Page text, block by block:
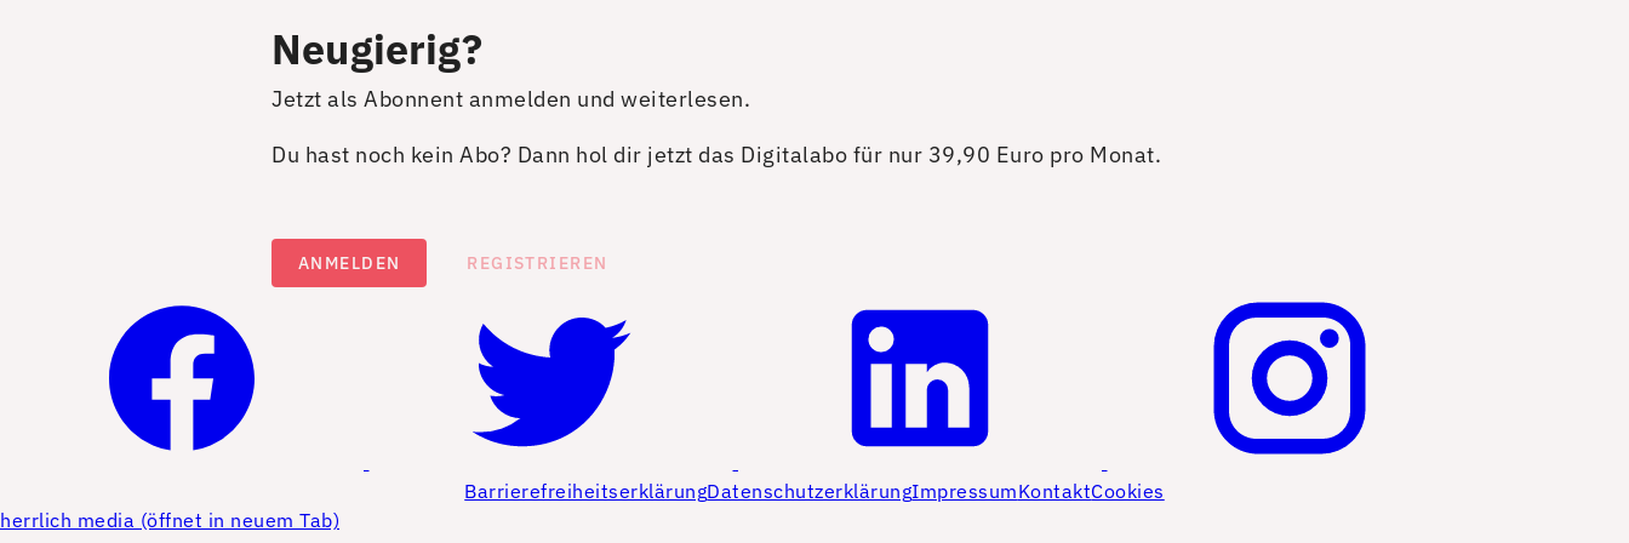
Neugierig?
Jetzt als Abonnent anmelden und weiterlesen.
Du hast noch kein Abo? Dann hol dir jetzt das Digitalabo für nur 39,90 Euro pro Monat.
ANMELDEN REGISTRIEREN
BarrierefreiheitserklärungDatenschutzerklärungImpressumKontaktCookies
herrlich media (öffnet in neuem Tab)